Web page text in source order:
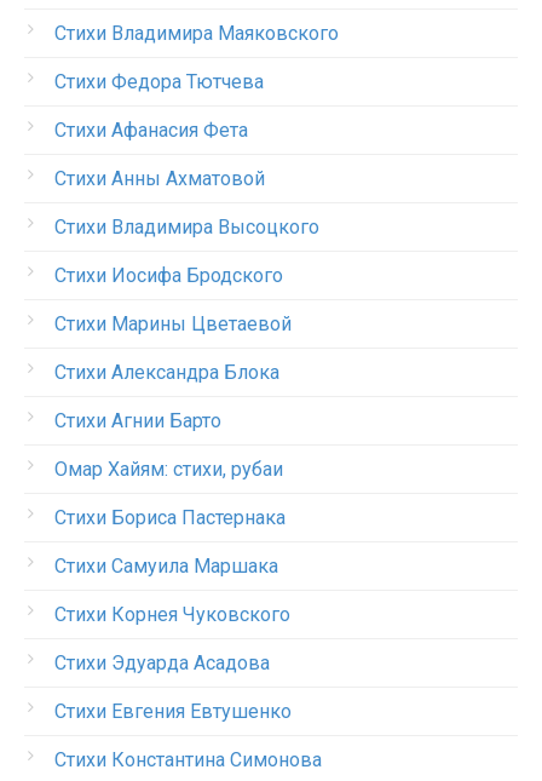
Стихи Владимира Маяковского
Стихи Федора Тютчева
Стихи Афанасия Фета
Стихи Анны Ахматовой
Стихи Владимира Высоцкого
Стихи Иосифа Бродского
Стихи Марины Цветаевой
Стихи Александра Блока
Стихи Агнии Барто
Омар Хайям: стихи, рубаи
Стихи Бориса Пастернака
Стихи Самуила Маршака
Стихи Корнея Чуковского
Стихи Эдуарда Асадова
Стихи Евгения Евтушенко
Стихи Константина Симонова